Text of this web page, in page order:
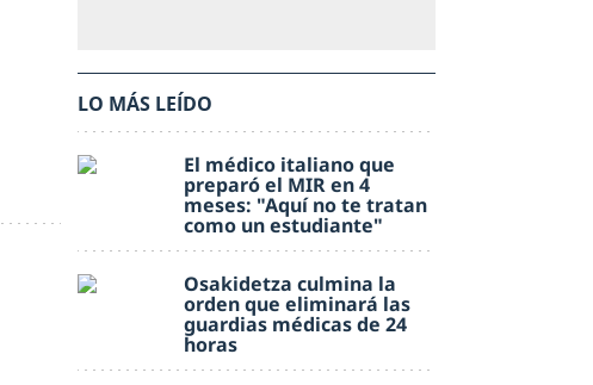
LO MÁS LEÍDO
El médico italiano que
preparó el MIR en 4
meses: "Aquí no te tratan
como un estudiante"
Osakidetza culmina la
orden que eliminará las
guardias médicas de 24
horas